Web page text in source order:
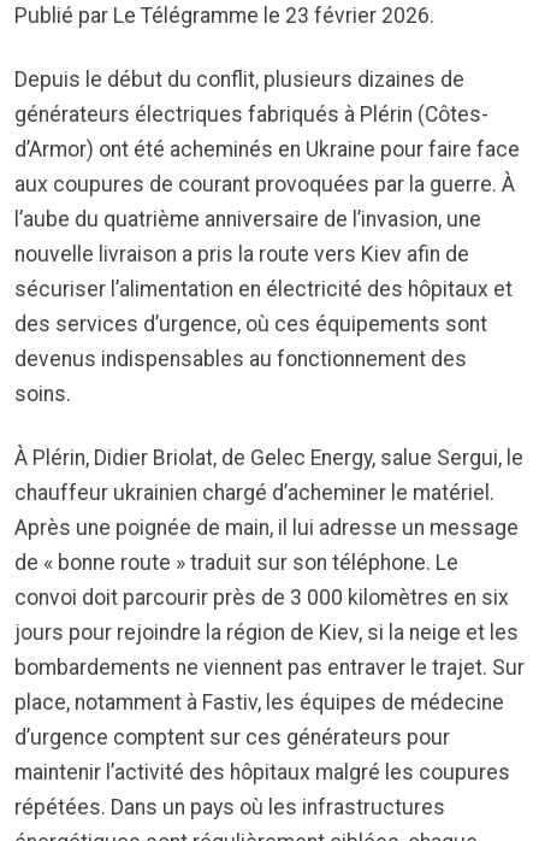
Publié par Le Télégramme le 23 février 2026.
Depuis le début du conflit, plusieurs dizaines de
générateurs électriques fabriqués à Plérin (Côtes-
d’Armor) ont été acheminés en Ukraine pour faire face
aux coupures de courant provoquées par la guerre. À
l’aube du quatrième anniversaire de l’invasion, une
nouvelle livraison a pris la route vers Kiev afin de
sécuriser l’alimentation en électricité des hôpitaux et
des services d’urgence, où ces équipements sont
devenus indispensables au fonctionnement des
soins.
À Plérin, Didier Briolat, de Gelec Energy, salue Sergui, le
chauffeur ukrainien chargé d’acheminer le matériel.
Après une poignée de main, il lui adresse un message
de « bonne route » traduit sur son téléphone. Le
convoi doit parcourir près de 3 000 kilomètres en six
jours pour rejoindre la région de Kiev, si la neige et les
bombardements ne viennent pas entraver le trajet. Sur
place, notamment à Fastiv, les équipes de médecine
d’urgence comptent sur ces générateurs pour
maintenir l’activité des hôpitaux malgré les coupures
répétées. Dans un pays où les infrastructures